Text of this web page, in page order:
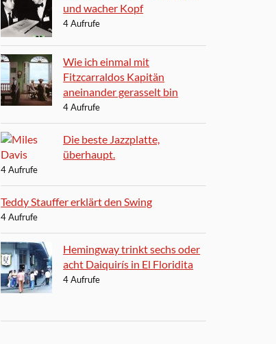
und wacher Kopf
4 Aufrufe
Wie ich einmal mit
Fitzcarraldos Kapitän
aneinander gerasselt bin
4 Aufrufe
Die beste Jazzplatte,
überhaupt.
4 Aufrufe
Teddy Stauffer erklärt den Swing
4 Aufrufe
Hemingway trinkt sechs oder
acht Daiquirís in El Floridita
4 Aufrufe